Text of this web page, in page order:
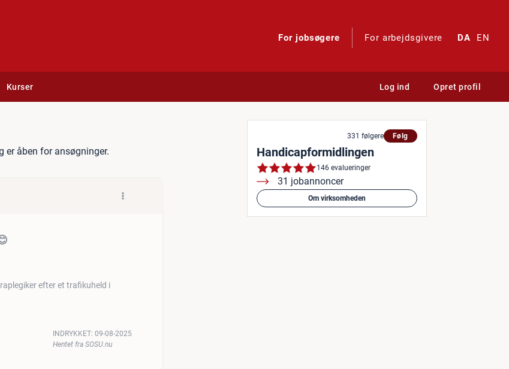
For jobsøgere For arbejdsgivere DA EN
Kurser Log ind Opret profil
hjælpere, søges😊
er åben for ansøgninger.
efter et trafikuheld i
INDRYKKET: 09-08-2025
Hentet fra SOSU.nu
331 følgere Følg
Handicapformidlingen
146 evalueringer
31 jobannoncer
Om virksomheden